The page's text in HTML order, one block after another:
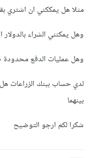
مثلا هل يمككني ان اشتري بقيمة 5000
وهل يمكنني الشراء بالدولار
وهل عمليات الدفع محدودة
لدي حساب ببنك الزراعات هل
بينهما
شكرا لكم ارجو التوضيح